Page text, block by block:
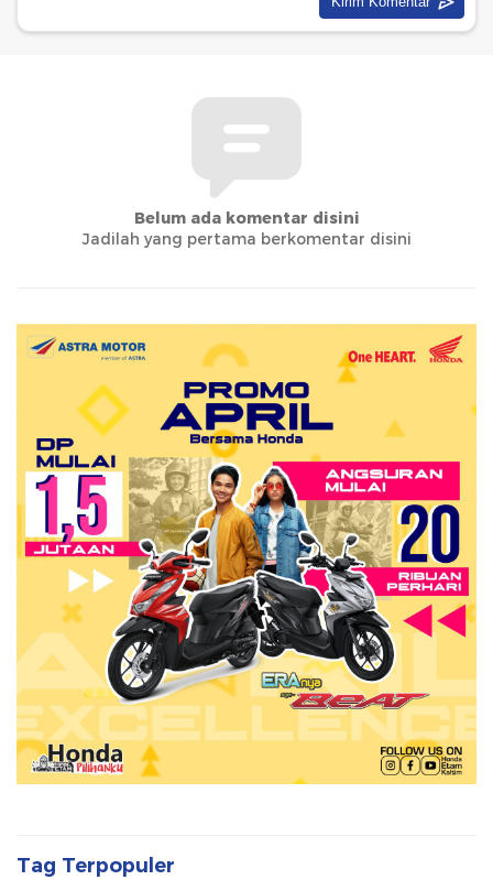
Belum ada komentar disini
Jadilah yang pertama berkomentar disini
Tag Terpopuler